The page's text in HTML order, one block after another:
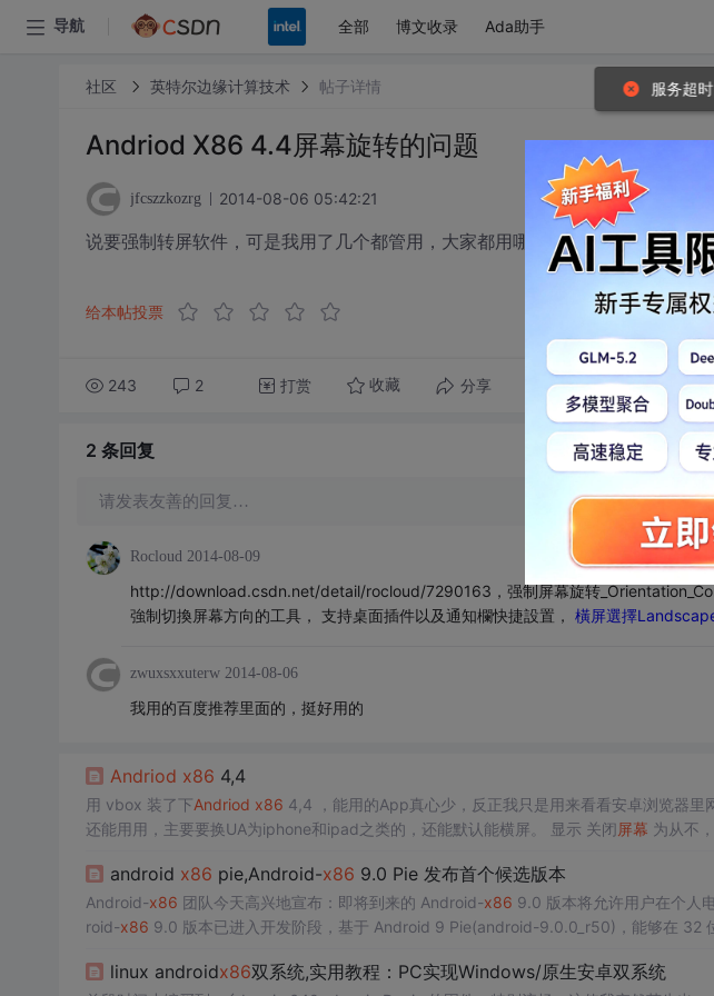
导航 全部 博文收录 Ada助手
社区 英特尔边缘计算技术 帖子详情
Andriod X86 4.4屏幕旋转的问题
jfcszzkozrg 2014-08-06 05:42:21
说要强制转屏软件，可是我用了几个都管用，大家都用哪个啊，给推荐个
给本帖投票
243 2 打赏 收藏 分享 转发到动态 举
2 条回复
请发表友善的回复…
Rocloud 2014-08-09
http://download.csdn.net/detail/rocloud/7290163，强制屏幕旋转
強制切換屏幕方向的工具， 支持桌面插件以及通知欄快捷設置， 橫屏選擇
zwuxsxxuterw 2014-08-06
我用的百度推荐里面的，挺好用的
Andriod x86 4,4
用 vbox 装了下Andriod x86 4,4 ，能用的App真心少，反正我只是用来看看安卓浏览器里
还能用用，主要要换UA为iphone和ipad之类的，还能默认能横屏。 显示 关闭屏幕 为从不
android x86 pie,Android-x86 9.0 Pie 发布首个候选版本
Android-x86 团队今天高兴地宣布：即将到来的 Android-x86 9.0 版本将允许用户在个人
roid-x86 9.0 版本已进入开发阶段，基于 Android 9 Pie(android-9.0.0_r50)，能够在 32
linux androidx86双系统,实用教程：PC实现Windows/原生安卓双系统
服务超